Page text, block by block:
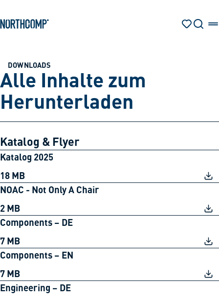
Zur Navigation springen
SUCHE
Sprache auswählen
DE
DOWNLOADS
Alle Inhalte zum
Herunterladen
Katalog & Flyer
Katalog 2025
18 MB
NOAC - Not Only A Chair
2 MB
Components – DE
7 MB
Components – EN
7 MB
Engineering – DE